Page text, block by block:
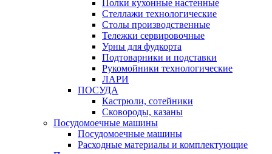
Полки кухонные настенные
Стеллажи технологические
Столы производственные
Тележки сервировочные
Урны для фудкорта
Подтоварники и подставки
Рукомойники технологические
ЛАРИ
ПОСУДА
Кастрюли, сотейники
Сковороды, казаны
Посудомоечные машины
Посудомоечные машины
Расходные материалы и комплектующие